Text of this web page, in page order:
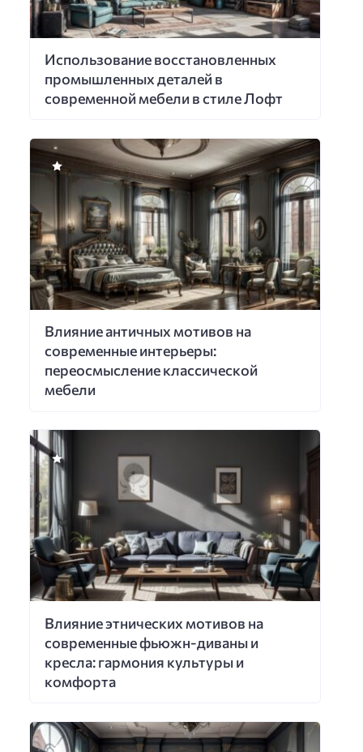
Использование восстановленных
промышленных деталей в
современной мебели в стиле Лофт
Влияние античных мотивов на
современные интерьеры:
переосмысление классической
мебели
Влияние этнических мотивов на
современные фьюжн-диваны и
кресла: гармония культуры и
комфорта